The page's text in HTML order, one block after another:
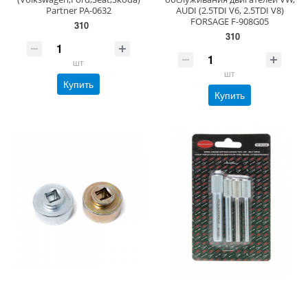
Partner PA-0632
310
шт
Купить
AUDI (2.5TDI V6, 2.5TDI V8)
FORSAGE F-908G05
310
шт
Купить